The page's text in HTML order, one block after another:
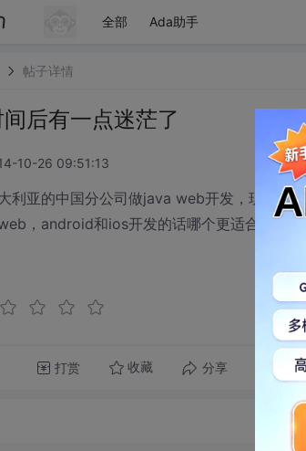
全部 Ada助手
帖子详情
后有一点迷茫了
10-26 09:51:13
利亚的中国分公司做java web开发，现在想
，android和ios开发的话哪个更适合个人
打赏 收藏 分享 转